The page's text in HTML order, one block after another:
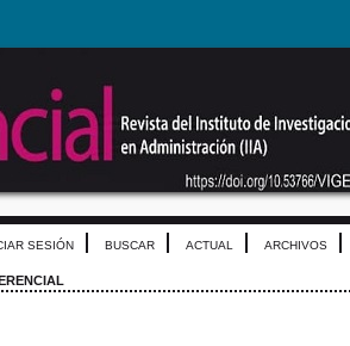
SESIÓN BUSCAR ACTUAL ARCHIVOS